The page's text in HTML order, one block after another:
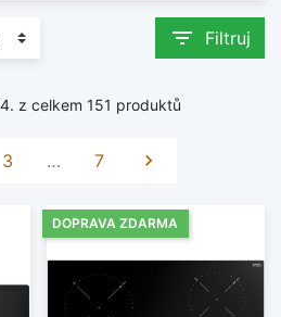
filter_list Filtruj
z celkem 151 produktů
3 … 7 Další

DOPRAVA ZDARMA